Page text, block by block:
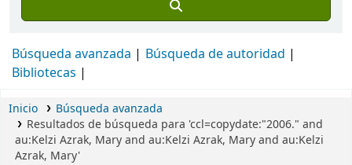
Búsqueda avanzada
Búsqueda de autoridad
Bibliotecas
Inicio
Búsqueda avanzada
Resultados de búsqueda para 'ccl=copydate:"2006." and
au:Kelzi Azrak, Mary and au:Kelzi Azrak, Mary and au:Kelzi
Azrak, Mary'